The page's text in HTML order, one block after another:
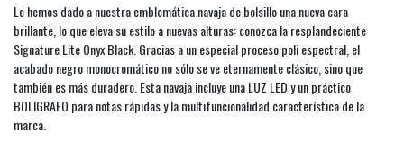
Le hemos dado a nuestra emblemática navaja de bolsillo una nueva cara
brillante, lo que eleva su estilo a nuevas alturas: conozca la resplandeciente
Signature Lite Onyx Black. Gracias a un especial proceso poli espectral, el
acabado negro monocromático no sólo se ve eternamente clásico, sino que
también es más duradero. Esta navaja incluye una LUZ LED y un práctico
BOLIGRAFO para notas rápidas y la multifuncionalidad característica de la
marca.